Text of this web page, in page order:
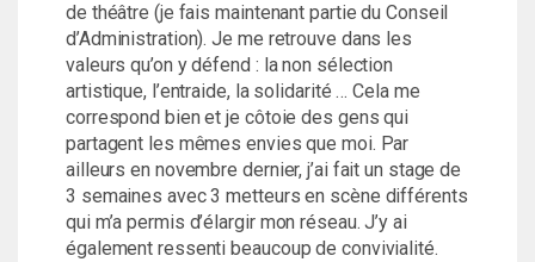
de théâtre (je fais maintenant partie du Conseil
d’Administration). Je me retrouve dans les
valeurs qu’on y défend : la non sélection
artistique, l’entraide, la solidarité … Cela me
correspond bien et je côtoie des gens qui
partagent les mêmes envies que moi. Par
ailleurs en novembre dernier, j’ai fait un stage de
3 semaines avec 3 metteurs en scène différents
qui m’a permis d’élargir mon réseau. J’y ai
également ressenti beaucoup de convivialité.